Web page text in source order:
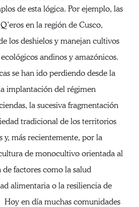
de esta lógica. Por ejemplo, las
en la región de Cusco,
los deshielos y manejan cultivos
andinos y amazónicos.
se han ido perdiendo desde la
implantación del régimen
la sucesiva fragmentación
tradicional de los territorios
y, más recientemente, por la
de monocultivo orientada al
factores como la salud
alimentaria o la resiliencia de
Hoy en día muchas comunidades